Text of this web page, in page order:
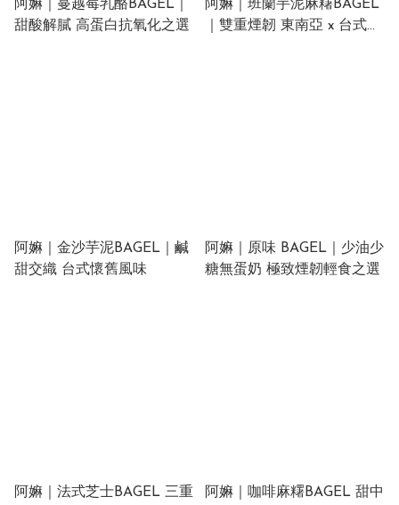
阿嫲｜蔓越莓乳酪BAGEL｜
甜酸解膩 高蛋白抗氧化之選
阿嫲｜班蘭芋泥麻糬BAGEL
｜雙重煙韌 東南亞 x 台式創
阿嫲｜金沙芋泥BAGEL｜鹹
甜交織 台式懷舊風味
阿嫲｜原味 BAGEL｜少油少
糖無蛋奶 極致煙韌輕食之選
阿嫲｜法式芝士BAGEL 三重
阿嫲｜咖啡麻糬BAGEL 甜中